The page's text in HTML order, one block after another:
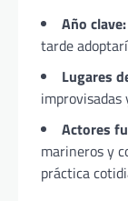
Año clave:
tarde
Lugares
improvisadas
Actores
marineros y
práctica